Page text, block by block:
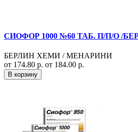
СИОФОР 1000 №60 ТАБ. П/П/О /
БЕРЛИН ХЕМИ / МЕНАРИНИ
от 174.80 р. от 184.00 р.
В корзину